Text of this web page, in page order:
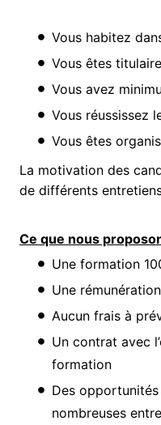
Vous habitez
Vous êtes
Vous avez
Vous réussissez
Vous êtes
La motivation des
de différents
Ce que nous
Une formation
Une
Aucun frais à
Un contrat avec
formation
Des opportunités
nombreuses